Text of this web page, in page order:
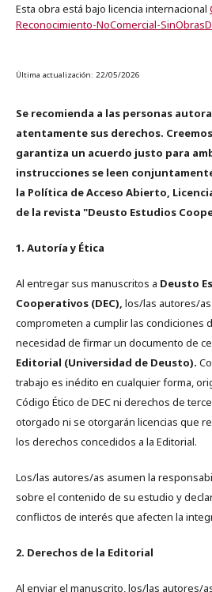
Esta obra está bajo licencia internacional
Reconocimiento-NoComercial-
Última actualización: 22/05/2026
Se recomienda a las personas
atentamente sus derechos.
garantiza un acuerdo justo para
instrucciones se leen
la Política de Acceso Abierto,
de la revista "Deusto Estudios
1. Autoría y Ética
Al entregar sus manuscritos a Deusto
Cooperativos (DEC), los/las autores/
comprometen a cumplir las condiciones
necesidad de firmar un documento de
Editorial (Universidad de Deusto).
trabajo es inédito en cualquier forma,
Código Ético de DEC ni derechos de
otorgado ni se otorgarán licencias que
los derechos concedidos a la Editorial.
Los/las autores/as asumen la
sobre el contenido de su estudio y
conflictos de interés que afecten la
2. Derechos de la Editorial
Al enviar el manuscrito, los/las autores/